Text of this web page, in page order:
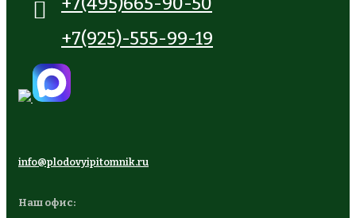
+7(925)-555-99-19
info@plodovyipitomnik.ru
Наш офис: